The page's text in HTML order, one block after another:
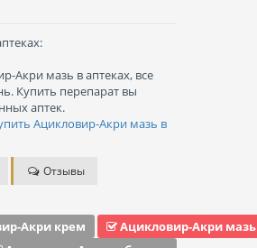
Акри мазь в аптеках, все
Купить перепарат вы
аптек.
Ацикловир-Акри мазь в
Отзывы
Акри крем
Ацикловир-Акри мазь